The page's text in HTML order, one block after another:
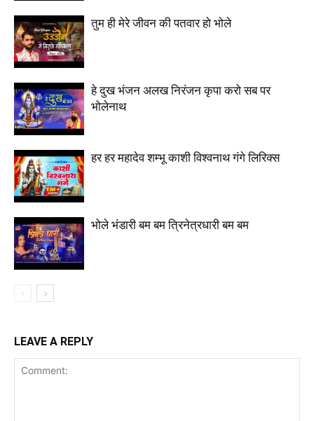
तुम ही मेरे जीवन की पतवार हो भोले
हे दुख भंजन अलख निरंजन कृपा करो सब पर
भोलेनाथ
हर हर महादेव शम्भू काशी विश्वनाथ गंगे लिरिक्स
भोले भंडारी बम बम त्रिनेत्रधारी बम बम
LEAVE A REPLY